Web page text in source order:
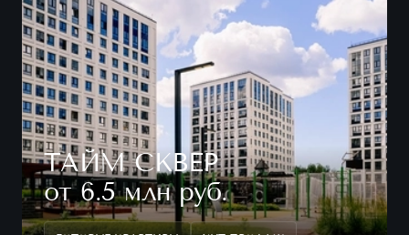
ТАЙМ СКВЕР
от 6.5 млн руб.